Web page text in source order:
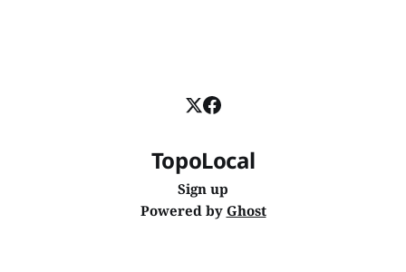
TopoLocal
Sign up
Powered by Ghost